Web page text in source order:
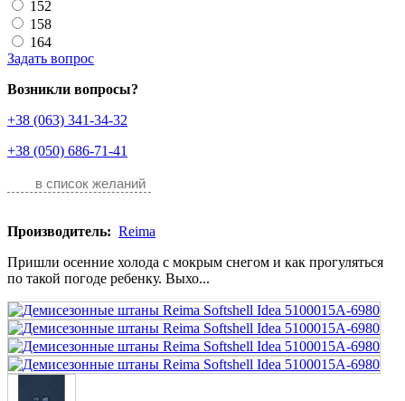
152
158
164
Задать вопрос
Возникли вопросы?
+38 (063) 341-34-32
+38 (050) 686-71-41
в список желаний
Производитель: Reima
Пришли осенние холода с мокрым снегом и как прогуляться
по такой погоде ребенку. Выхо...